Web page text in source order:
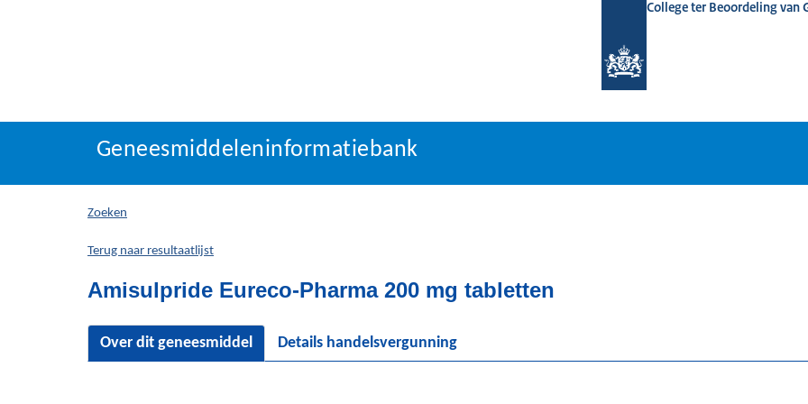
College ter Beoordeling van
Geneesmiddeleninformatiebank
U
hier:
Geneesmiddeleninformatiebank
Zoeken
Terug naar resultaatlijst
Amisulpride Eureco-Pharma 200 mg tabletten
Over dit geneesmiddel Details handelsvergunning